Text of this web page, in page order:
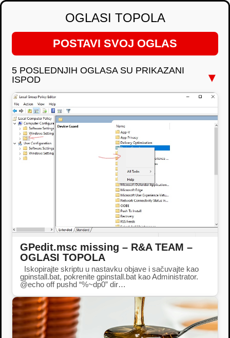
OGLASI TOPOLA
POSTAVI SVOJ OGLAS
5 POSLEDNJIH OGLASA SU PRIKAZANI
ISPOD
▼
GPedit.msc missing – R&A TEAM –
OGLASI TOPOLA
Iskopirajte skriptu u nastavku objave i sačuvajte kao
gpinstall.bat, pokrenite gpinstall.bat kao Administrator.
@echo off pushd “%~dp0” dir…